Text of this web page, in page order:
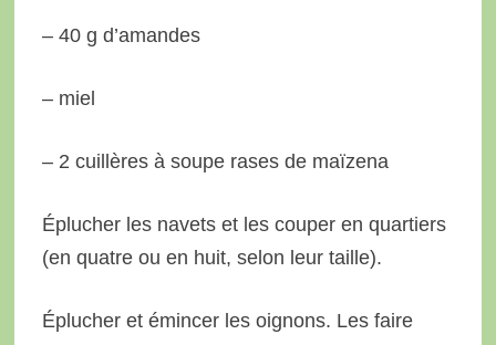
– 40 g d’amandes
– miel
– 2 cuillères à soupe rases de maïzena
Éplucher les navets et les couper en quartiers
(en quatre ou en huit, selon leur taille).
Éplucher et émincer les oignons. Les faire